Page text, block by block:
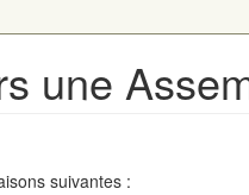
une
suivantes :